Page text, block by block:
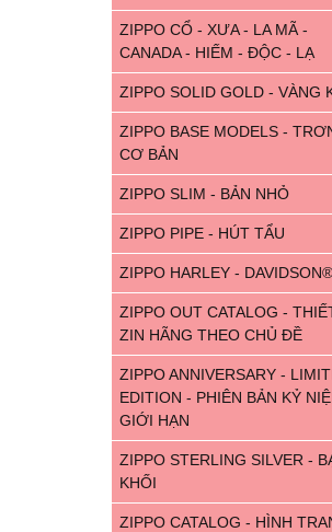
ZIPPO CỔ - XƯA - LA MÃ -
CANADA - HIẾM - ĐỘC - LẠ
ZIPPO SOLID GOLD - VÀNG
ZIPPO BASE MODELS -
CƠ BẢN
ZIPPO SLIM - BẢN NHỎ
ZIPPO PIPE - HÚT TẨU
ZIPPO HARLEY - DAVIDSON®
ZIPPO OUT CATALOG -
ZIN HÃNG THEO CHỦ ĐỀ
ZIPPO ANNIVERSARY -
EDITION - PHIÊN BẢN KỶ
GIỚI HẠN
ZIPPO STERLING SILVER -
KHỐI
ZIPPO CATALOG - HÌNH